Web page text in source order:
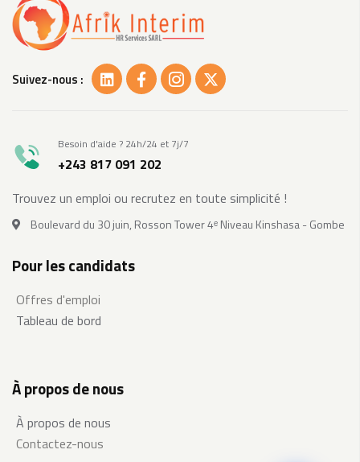
Suivez-nous :
Besoin d'aide ? 24h/24 et 7j/7
+243 817 091 202
Trouvez un emploi ou recrutez en toute simplicité !
Boulevard du 30 juin, Rosson Tower 4ᵉ Niveau Kinshasa - Gombe
Pour les candidats
Offres d'emploi
Tableau de bord
À propos de nous
À propos de nous
Contactez-nous